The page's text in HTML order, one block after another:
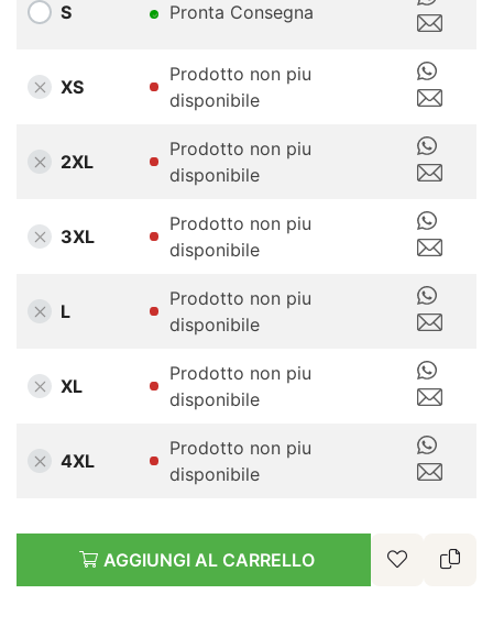
S Pronta Consegna
XS
Prodotto non piu
disponibile
2XL
Prodotto non piu
disponibile
3XL
Prodotto non piu
disponibile
L
Prodotto non piu
disponibile
XL
Prodotto non piu
disponibile
4XL
Prodotto non piu
disponibile
AGGIUNGI AL CARRELLO